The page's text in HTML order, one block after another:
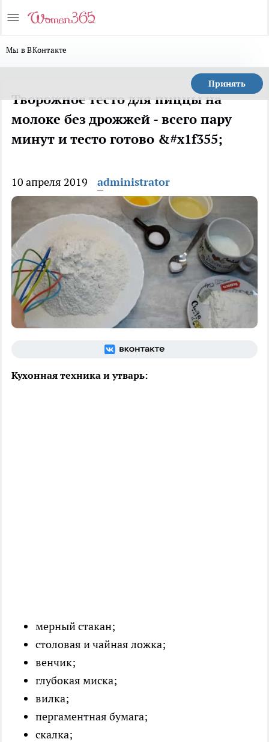
Мы в ВКонтакте
Принять
Творожное тесто для пиццы на
молоке без дрожжей - всего пару
минут и тесто готово &#x1f355;
10 апреля 2019 administrator
Кухонная техника и утварь:
мерный стакан;
столовая и чайная ложка;
венчик;
глубокая миска;
вилка;
пергаментная бумага;
скалка;